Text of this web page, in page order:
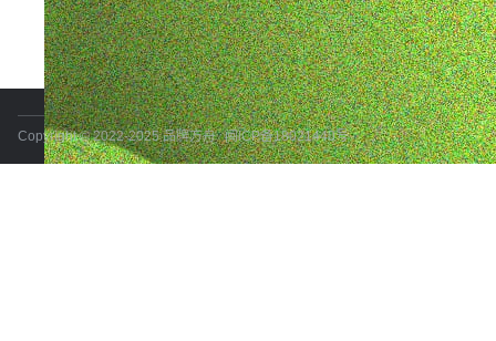
Copyright © 2022-2025 品牌方舟 闽ICP备18021440号